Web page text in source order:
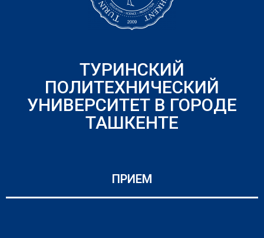
ТУРИНСКИЙ
ПОЛИТЕХНИЧЕСКИЙ
УНИВЕРСИТЕТ В ГОРОДЕ
ТАШКЕНТЕ
ПРИЕМ